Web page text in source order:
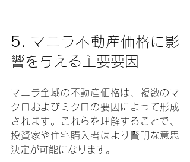
5. マニラ不動産価格に影
響を与える主要要因
マニラ全域の不動産価格は、複数のマ
クロおよびミクロの要因によって形成
されます。これらを理解することで、
投資家や住宅購入者はより賢明な意思
決定が可能になります。